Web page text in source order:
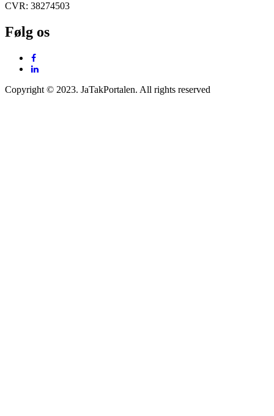
CVR: 38274503
Følg os
Copyright © 2023. JaTakPortalen. All rights reserved